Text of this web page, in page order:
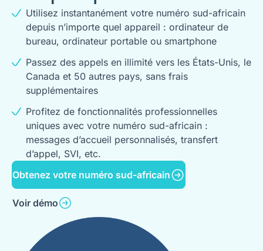
Utilisez instantanément votre numéro sud-africain
depuis n’importe quel appareil : ordinateur de
bureau, ordinateur portable ou smartphone
Passez des appels en illimité vers les États-Unis, le
Canada et 50 autres pays, sans frais
supplémentaires
Profitez de fonctionnalités professionnelles
uniques avec votre numéro sud-africain :
messages d’accueil personnalisés, transfert
d’appel, SVI, etc.
Obtenez votre numéro sud-africain
Voir démo